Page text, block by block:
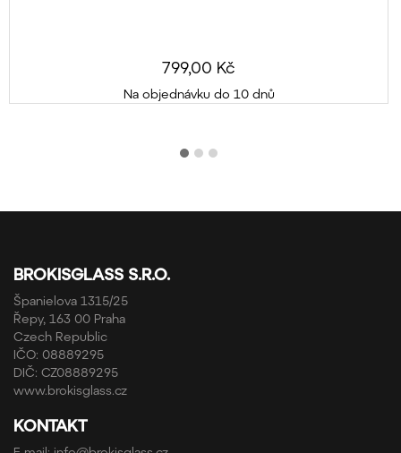
799,00 Kč
Na objednávku do 10 dnů
BROKISGLASS S.R.O.
Španielova 1315/25
Řepy, 163 00 Praha
Czech Republic
IČO: 08889295
DIČ: CZ08889295
www.brokisglass.cz
KONTAKT